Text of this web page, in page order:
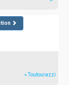
» Toutourazzi